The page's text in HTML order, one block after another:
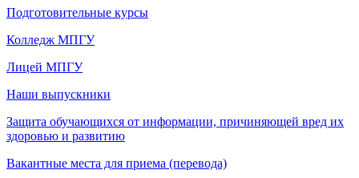
Подготовительные курсы
Колледж МПГУ
Лицей МПГУ
Наши выпускники
Защита обучающихся от информации, причиняющей вред их
здоровью и развитию
Вакантные места для приема (перевода)